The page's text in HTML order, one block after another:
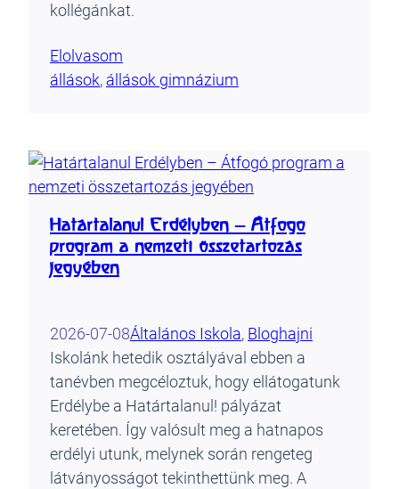
kollégánkat.
Elolvasom
állások, állások gimnázium
Határtalanul Erdélyben – Átfogó
program a nemzeti összetartozás
jegyében
2026-07-08Általános Iskola, Bloghajni
Iskolánk hetedik osztályával ebben a
tanévben megcéloztuk, hogy ellátogatunk
Erdélybe a Határtalanul! pályázat
keretében. Így valósult meg a hatnapos
erdélyi utunk, melynek során rengeteg
látványosságot tekinthettünk meg. A